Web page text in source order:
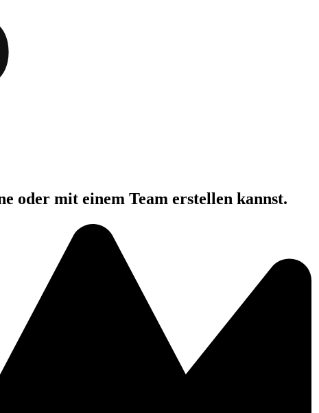
oder mit einem Team erstellen kannst.